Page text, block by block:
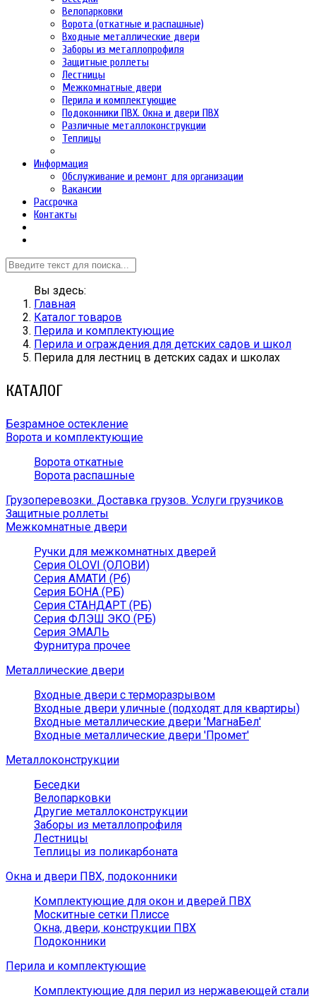
Велопарковки
Ворота (откатные и распашные)
Входные металлические двери
Заборы из металлопрофиля
Защитные роллеты
Лестницы
Межкомнатные двери
Перила и комплектующие
Подоконники ПВХ. Окна и двери ПВХ
Различные металлоконструкции
Теплицы
Информация
Обслуживание и ремонт для организации
Вакансии
Рассрочка
Контакты
Вы здесь:
Главная
Каталог товаров
Перила и комплектующие
Перила и ограждения для детских садов и школ
Перила для лестниц в детских садах и школах
КАТАЛОГ
Безрамное остекление
Ворота и комплектующие
Ворота откатные
Ворота распашные
Грузоперевозки. Доставка грузов. Услуги грузчиков
Защитные роллеты
Межкомнатные двери
Ручки для межкомнатных дверей
Серия OLOVI (ОЛОВИ)
Серия АМАТИ (Рб)
Серия БОНА (РБ)
Серия СТАНДАРТ (РБ)
Серия ФЛЭШ ЭКО (РБ)
Серия ЭМАЛЬ
Фурнитура прочее
Металлические двери
Входные двери с терморазрывом
Входные двери уличные (подходят для квартиры)
Входные металлические двери 'МагнаБел'
Входные металлические двери 'Промет'
Металлоконструкции
Беседки
Велопарковки
Другие металлоконструкции
Заборы из металлопрофиля
Лестницы
Теплицы из поликарбоната
Окна и двери ПВХ, подоконники
Комплектующие для окон и дверей ПВХ
Москитные сетки Плиссе
Окна, двери, конструкции ПВХ
Подоконники
Перила и комплектующие
Комплектующие для перил из нержавеющей стали